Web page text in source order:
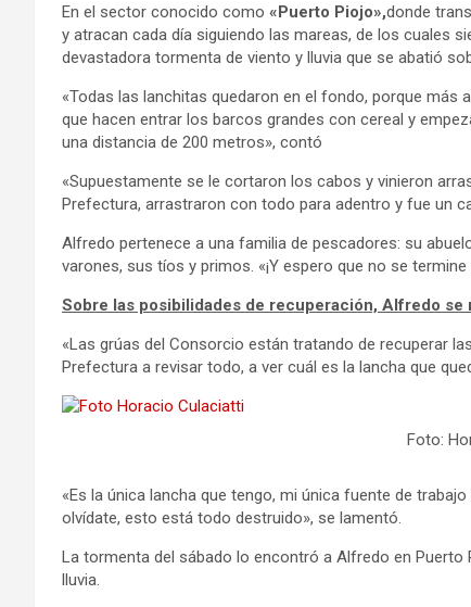
En el sector conocido como «Puerto Piojo»,donde
y atracan cada día siguiendo las mareas, de los cuales
devastadora tormenta de viento y lluvia que se abatió
«Todas las lanchitas quedaron en el fondo, porque
que hacen entrar los barcos grandes con cereal y
una distancia de 200 metros», contó
«Supuestamente se le cortaron los cabos y vinieron
Prefectura, arrastraron con todo para adentro y fue un
Alfredo pertenece a una familia de pescadores: su
varones, sus tíos y primos. «¡Y espero que no se
Sobre las posibilidades de recuperación, Alfredo se
«Las grúas del Consorcio están tratando de recuperar
Prefectura a revisar todo, a ver cuál es la lancha que
Foto:
«Es la única lancha que tengo, mi única fuente de
olvídate, esto está todo destruido», se lamentó.
La tormenta del sábado lo encontró a Alfredo en
lluvia.